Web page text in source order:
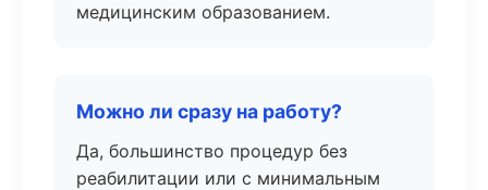
медицинским образованием.
Можно ли сразу на работу?
Да, большинство процедур без
реабилитации или с минимальным